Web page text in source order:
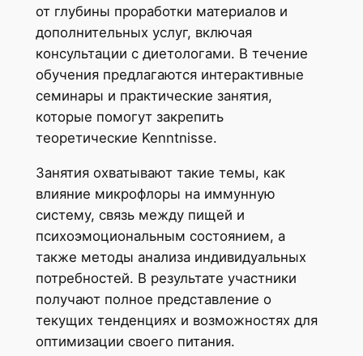
от глубины проработки материалов и
дополнительных услуг, включая
консультации с диетологами. В течение
обучения предлагаются интерактивные
семинары и практические занятия,
которые помогут закрепить
теоретические Kenntnisse.
Занятия охватывают такие темы, как
влияние микрофлоры на иммунную
систему, связь между пищей и
психоэмоциональным состоянием, а
также методы анализа индивидуальных
потребностей. В результате участники
получают полное представление о
текущих тенденциях и возможностях для
оптимизации своего питания.